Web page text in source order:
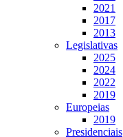
2021
2017
2013
Legislativas
2025
2024
2022
2019
Europeias
2019
Presidenciais